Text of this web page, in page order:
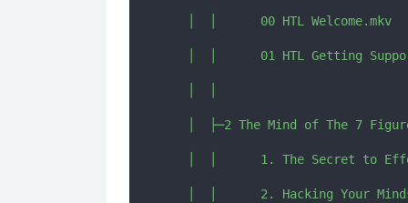
   │  │      00 HTL Welcome.mkv
│  │      01 HTL Getting
│  ├─2 The Mind of The 7
│  │      1. The Secret to
│  │      2. Hacking Your